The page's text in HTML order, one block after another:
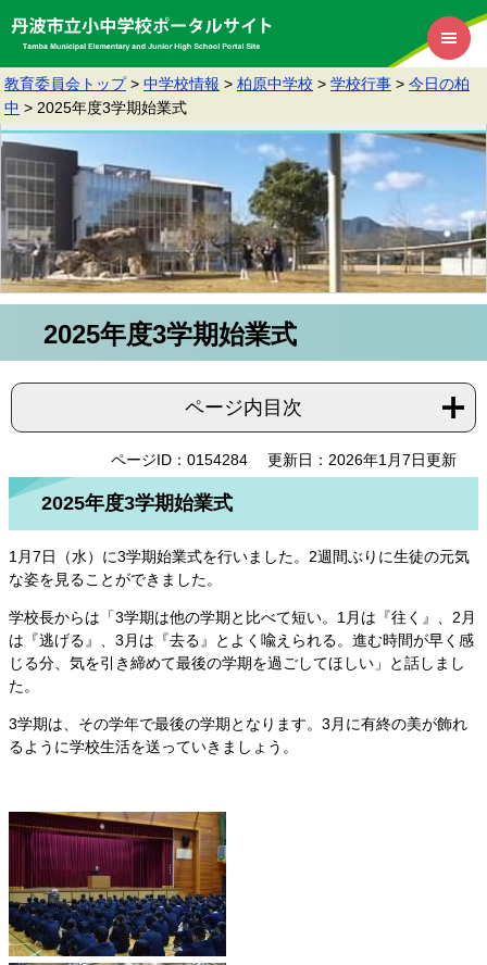
教育委員会トップ > 中学校情報 > 柏原中学校 > 学校行事 > 今日の柏
中 > 2025年度3学期始業式
2025年度3学期始業式
ページ内目次
ページID：0154284 更新日：2026年1月7日更新
2025年度3学期始業式
1月7日（水）に3学期始業式を行いました。2週間ぶりに生徒の元気
な姿を見ることができました。
学校長からは「3学期は他の学期と比べて短い。1月は『往く』、2月
は『逃げる』、3月は『去る』とよく喩えられる。進む時間が早く感
じる分、気を引き締めて最後の学期を過ごしてほしい」と話しまし
た。
3学期は、その学年で最後の学期となります。3月に有終の美が飾れ
るように学校生活を送っていきましょう。